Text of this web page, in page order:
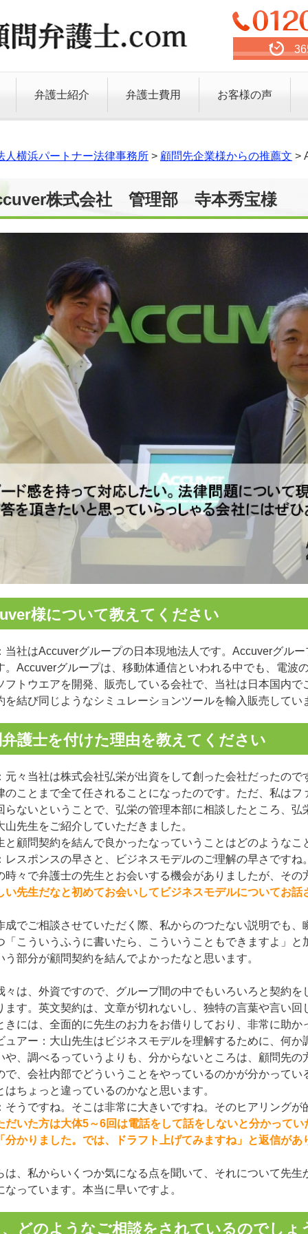
弁護士紹介 弁護士費用 お客様の声
人横浜パートナー法律事務所 > 顧問先企業様からの推薦文 >
株式会社 管理部 寺本秀宝様
様について教えてください
当社はAccuverグループの日本現地法人です。Accuverグル
。Accuverグループは、移動体通信といわれる中でも、電波
フトウエアを開発、販売している会社で、当社は日本国内
を結び同じようなシミュレーションツールを輸入販売してい
護士を付けた理由を教えてください
元々当社は株式会社弘栄が出資をして創った会社だったの
のことまで全て任されることになったのです。ただ、私は
らないということで、弘栄の管理本部に相談したところ、
山先生をご紹介していただきました。
と顧問契約を結んで良かったなっていうことはどのようなこ
レスポンスの早さと、ビジネスモデルのご理解の早さです
時々で弁護士の先生とお会いする機会がありましたが、その
い先生だなと初めてお会いしてビジネスモデルについてお
成でご相談させていただく際、私からのつたない説明でも
「こういうふうに書いたら、こういうこともできますよ」
う部分が顧問契約を結んでよかったなと思います。
々は、外資ですので、グループ間の中でもいろいろと契約
ます。英文契約は、文章が切れないし、独特の言葉や言い
きには、全面的に先生のお力をお借りしており、非常に助か
ュアー：大山先生はビジネスモデルを理解するために、何
や、調べるっていうよりも、分からないところは、顧問先
で、会社内部でどういうことをやっているのかが分かって
はちょっと違っているのかなと思います。
そうですね。そこは非常に大きいですね。そのヒアリング
だいた方は大体5～6回は電話をして話をしないと分かって
分かりました。では、ドラフト上げてみますね」と返信が
は、私からいくつか気になる点を聞いて、それについて先
なっています。本当に早いですよ。
どのようなご相談をされているのでしょ